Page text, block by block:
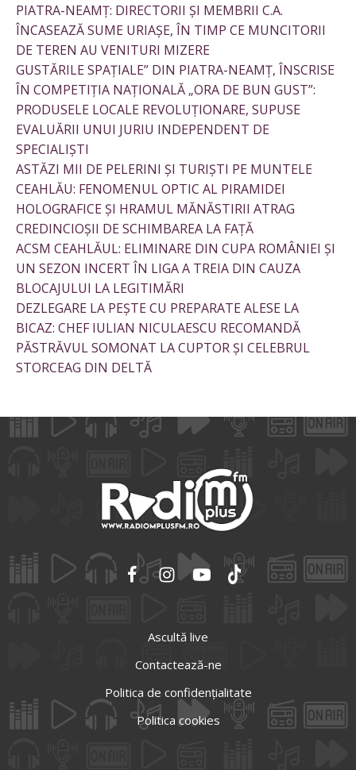
PIATRA-NEAMȚ: DIRECTORII ȘI MEMBRII C.A.
ÎNCASEAZĂ SUME URIAȘE, ÎN TIMP CE MUNCITORII
DE TEREN AU VENITURI MIZERE
GUSTĂRILE SPAȚIALE” DIN PIATRA-NEAMȚ, ÎNSCRISE
ÎN COMPETIȚIA NAȚIONALĂ „ORA DE BUN GUST”:
PRODUSELE LOCALE REVOLUȚIONARE, SUPUSE
EVALUĂRII UNUI JURIU INDEPENDENT DE
SPECIALIȘTI
ASTĂZI MII DE PELERINI ȘI TURIȘTI PE MUNTELE
CEAHLĂU: FENOMENUL OPTIC AL PIRAMIDEI
HOLOGRAFICE ȘI HRAMUL MĂNĂSTIRII ATRAG
CREDINCIOȘII DE SCHIMBAREA LA FAȚĂ
ACSM CEAHLĂUL: ELIMINARE DIN CUPA ROMÂNIEI ȘI
UN SEZON INCERT ÎN LIGA A TREIA DIN CAUZA
BLOCAJULUI LA LEGITIMĂRI
DEZLEGARE LA PEȘTE CU PREPARATE ALESE LA
BICAZ: CHEF IULIAN NICULAESCU RECOMANDĂ
PĂSTRĂVUL SOMONAT LA CUPTOR ȘI CELEBRUL
STORCEAG DIN DELTĂ
Ascultă live
Contactează-ne
Politica de confidențialitate
Politica cookies